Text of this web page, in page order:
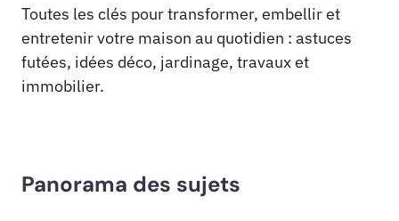
Toutes les clés pour transformer, embellir et
entretenir votre maison au quotidien : astuces
futées, idées déco, jardinage, travaux et
immobilier.
Panorama des sujets